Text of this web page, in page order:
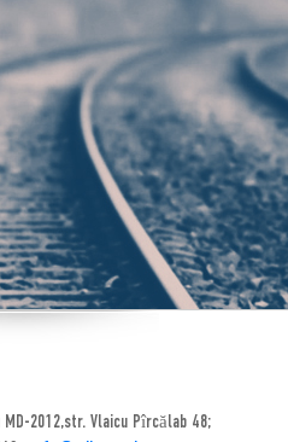
MD-2012,str. Vlaicu Pîrcălab 48;